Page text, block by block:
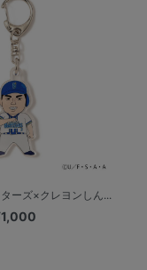
ーズ×クレヨンしん...